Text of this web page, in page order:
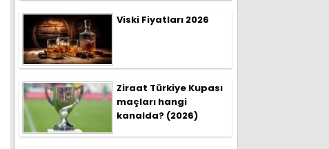
Viski Fiyatları 2026
Ziraat Türkiye Kupası
maçları hangi
kanalda? (2026)